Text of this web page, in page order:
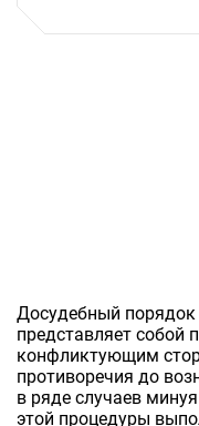
Досудебный порядок
представляет собой
конфликтующим
противоречия до
в ряде случаев
этой процедуры